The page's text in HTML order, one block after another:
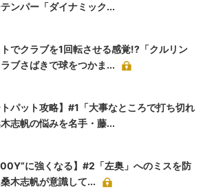
テンパー「ダイナミック...
でクラブを1回転させる感覚!?「クルリン
ブさばきで球をつかま...
トパット攻略】#1「大事なところで打ち切れ
志帆の悩みを名手・藤...
に強くなる】#2「左奥」へのミスを防
木志帆が意識して...